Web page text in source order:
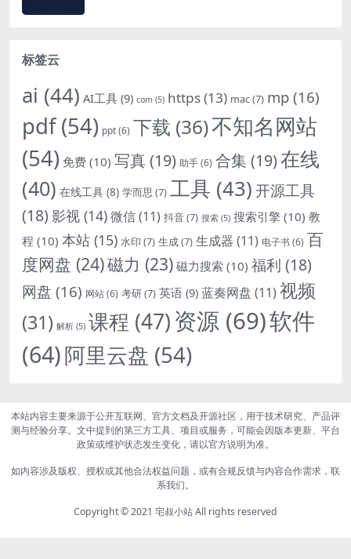
标签云
ai (44) AI工具 (9) com (5) https(13) mac(7) mp (16)
pdf(54) ppt(6) 下载 (36)不知名网站
(54) 免费 (10) 写真 (19) 助手(6) 合集 (19)在线
(40) 在线工具 (8) 学而思 (7) 工具 (43)开源工具
(18) 影视 (14)微信(11) 抖音(7) 搜索 (5) 搜索引擎 (10) 教
程 (10) 本站 (15) 水印 (7) 生成(7) 生成器 (11) 电子书(6) 百
度网盘 (24)磁力 (23) 磁力搜索 (10) 福利 (18)
网盘 (16) 网站(6) 考研(7) 英语 (9) 蓝奏网盘 (11) 视频
(31) 解析 (5) 课程 (47)资源 (69)软件
(64)阿里云盘 (54)
本站内容主要来源于公开互联网、官方文档及开源社区，用于技术研究、产品评
测与经验分享。文中提到的第三方工具、项目或服务，可能会因版本更新、平台
政策或维护状态发生变化，请以官方说明为准。
如内容涉及版权、授权或其他合法权益问题，或有合规反馈与内容合作需求，联
系我们。
Copyright © 2021 宅叔小站All rights reserved